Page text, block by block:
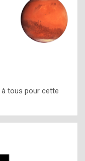
à tous pour cette